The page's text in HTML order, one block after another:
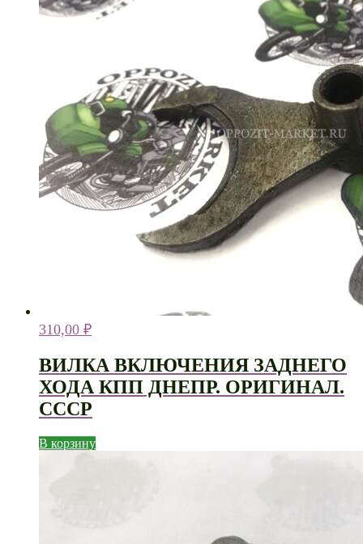
310,00 ₽
ВИЛКА ВКЛЮЧЕНИЯ ЗАДНЕГО
ХОДА КПП ДНЕПР. ОРИГИНАЛ.
СССР
В корзину